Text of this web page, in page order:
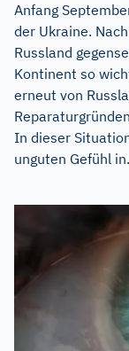
Anfang
der Ukraine.
Russland
Kontinent so
erneut von
In dieser
unguten Gefühl